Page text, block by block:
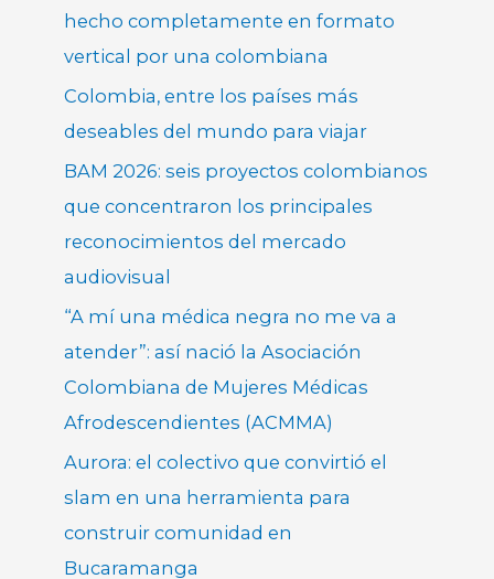
hecho completamente en formato
vertical por una colombiana
Colombia, entre los países más
deseables del mundo para viajar
BAM 2026: seis proyectos colombianos
que concentraron los principales
reconocimientos del mercado
audiovisual
“A mí una médica negra no me va a
atender”: así nació la Asociación
Colombiana de Mujeres Médicas
Afrodescendientes (ACMMA)
Aurora: el colectivo que convirtió el
slam en una herramienta para
construir comunidad en
Bucaramanga